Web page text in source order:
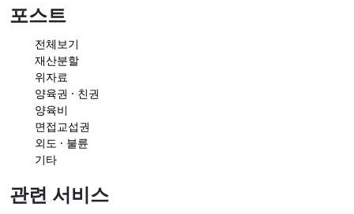
포스트
전체보기
재산분할
위자료
양육권 · 친권
양육비
면접교섭권
외도 · 불륜
기타
관련 서비스